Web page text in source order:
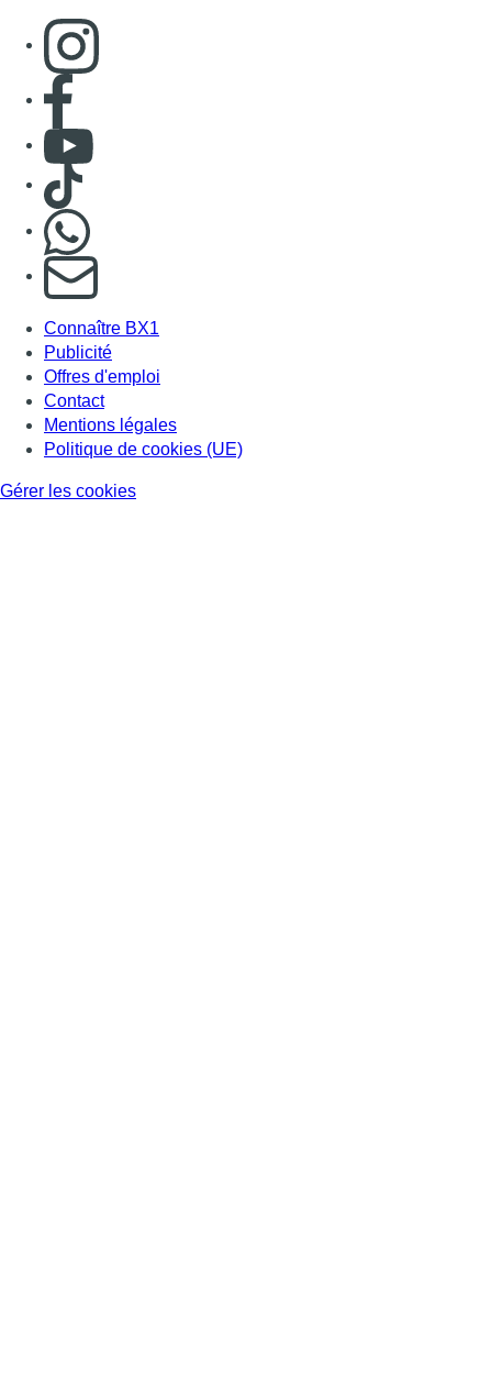
Consulter page Instagram
Consulter page Facebook
Consulter Youtube
Consulter TikTok
S'abonner à notre newsletter
Connaître BX1
Publicité
Offres d'emploi
Contact
Mentions légales
Politique de cookies (UE)
Gérer les cookies